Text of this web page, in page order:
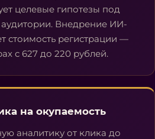
целевые гипотезы под
Внедрение ИИ-
стоимость регистрации —
с 627 до 220 рублей.
на окупаемость
аналитику от клика до